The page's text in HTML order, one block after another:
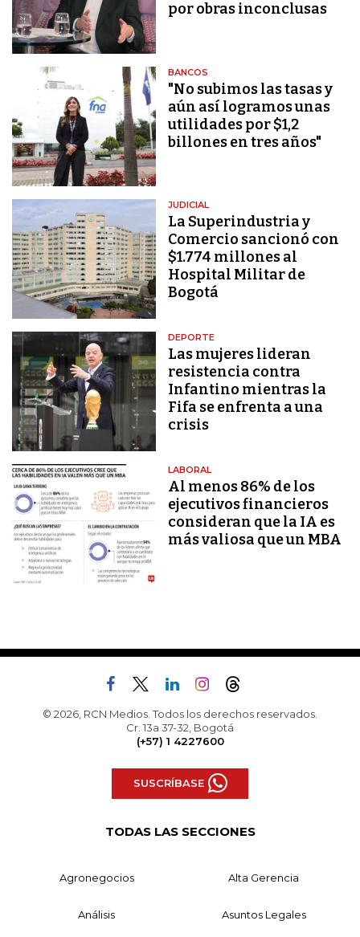
por obras inconclusas
BANCOS
"No subimos las tasas y
aún así logramos unas
utilidades por $1,2
billones en tres años"
JUDICIAL
La Superindustria y
Comercio sancionó con
$1.774 millones al
Hospital Militar de
Bogotá
DEPORTE
Las mujeres lideran
resistencia contra
Infantino mientras la
Fifa se enfrenta a una
crisis
LABORAL
Al menos 86% de los
ejecutivos financieros
consideran que la IA es
más valiosa que un MBA
© 2026, RCN Medios. Todos los derechos reservados.
Cr. 13a 37-32, Bogotá
(+57) 1 4227600
SUSCRÍBASE
TODAS LAS SECCIONES
Agronegocios Alta Gerencia
Análisis Asuntos Legales